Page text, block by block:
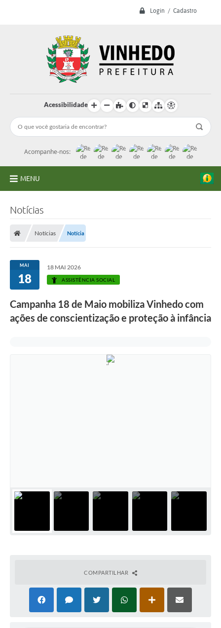
Login / Cadastro
Acessibilidade
Acompanhe-nos:
MENU
Licitações
Transparência
Concursos e Processos Seletivos
Inclusão e Acessibilidade
Sistema de Protocolo
Contratos
Notícias
Notícias Notícia
MAI
18
18 MAI 2026
ASSISTÊNCIA SOCIAL
Campanha 18 de Maio mobiliza Vinhedo com
ações de conscientização e proteção à infância
COMPARTILHAR